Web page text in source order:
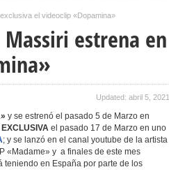
el videoclip «Dopamina»
estrena en
Updated: abril 5, 2021
y se estrenó el pasado 5 de Marzo en
el pasado 17 de Marzo en uno
; y se lanzó en el canal youtube de la artista
«Madame» y a finales de este mes
teniendo en España por parte de los